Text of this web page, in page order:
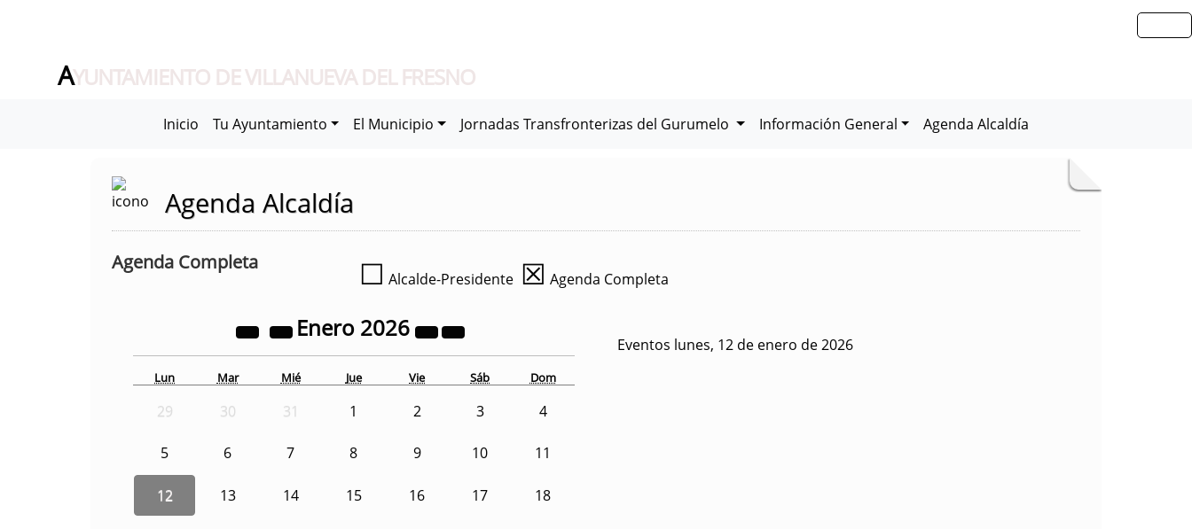
AYUNTAMIENTO DE VILLANUEVA DEL FRESNO
Inicio Tu Ayuntamiento El Municipio Jornadas Transfronterizas del Gurumelo Información General Agenda Alcaldía
Agenda Alcaldía
Agenda Completa ☐ Alcalde-Presidente ☒ Agenda Completa
Enero 2026
Lun Mar Mié Jue Vie Sáb Dom
29 30 31 1 2 3 4
5 6 7 8 9 10 11
12 13 14 15 16 17 18
Eventos lunes, 12 de enero de 2026